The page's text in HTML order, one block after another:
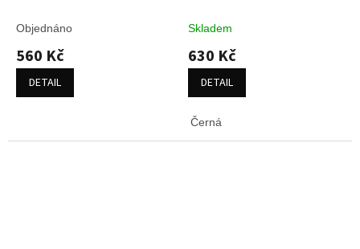
Objednáno
560 Kč
DETAIL
Skladem
630 Kč
DETAIL
Černá